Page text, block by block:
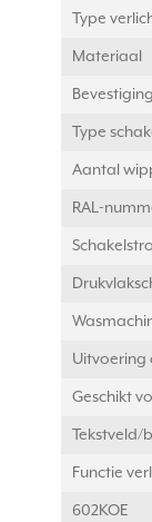
Type
Materiaal
Type
Aantal
RAL-
Uitvoering
Geschikt
Tekstveld/
Functie
602KOE